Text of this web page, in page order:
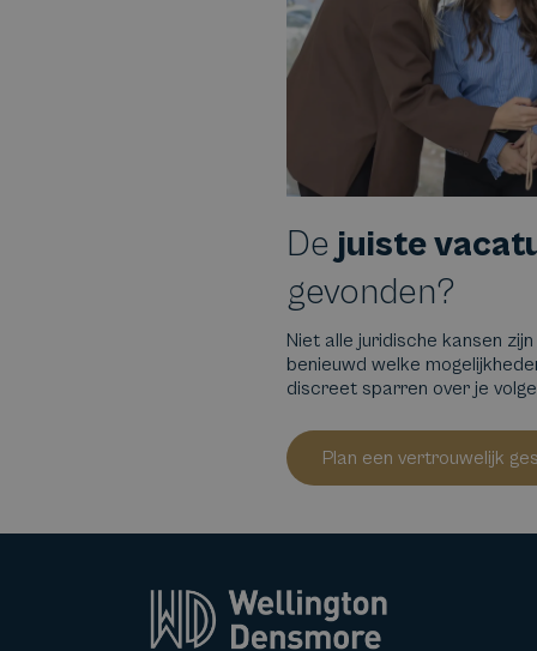
De juiste
gevonden?
Niet alle juridische kansen
benieuwd welke
discreet sparren over je
Plan een vertrouwelijk